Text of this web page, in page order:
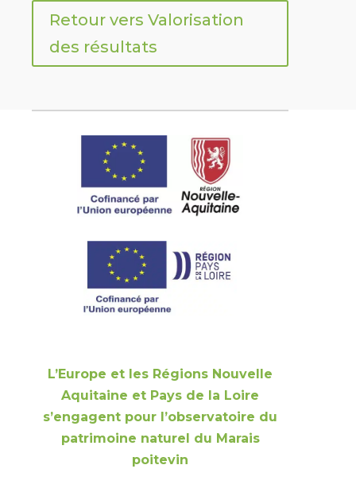
Retour vers Valorisation
des résultats
L’Europe et les Régions Nouvelle
Aquitaine et Pays de la Loire
s’engagent pour l’observatoire du
patrimoine naturel du Marais
poitevin